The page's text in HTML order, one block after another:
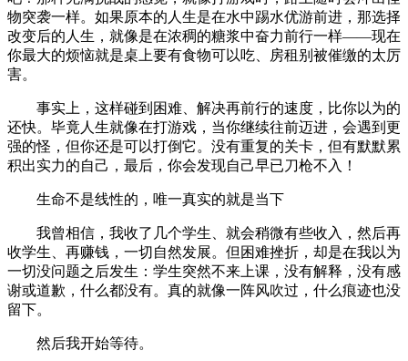
物突袭一样。如果原本的人生是在水中踢水优游前进，那选择
改变后的人生，就像是在浓稠的糖浆中奋力前行一样——现在
你最大的烦恼就是桌上要有食物可以吃、房租别被催缴的太厉
害。
事实上，这样碰到困难、解决再前行的速度，比你以为的
还快。毕竟人生就像在打游戏，当你继续往前迈进，会遇到更
强的怪，但你还是可以打倒它。没有重复的关卡，但有默默累
积出实力的自己，最后，你会发现自己早已刀枪不入！
生命不是线性的，唯一真实的就是当下
我曾相信，我收了几个学生、就会稍微有些收入，然后再
收学生、再赚钱，一切自然发展。但困难挫折，却是在我以为
一切没问题之后发生：学生突然不来上课，没有解释，没有感
谢或道歉，什么都没有。真的就像一阵风吹过，什么痕迹也没
留下。
然后我开始等待。